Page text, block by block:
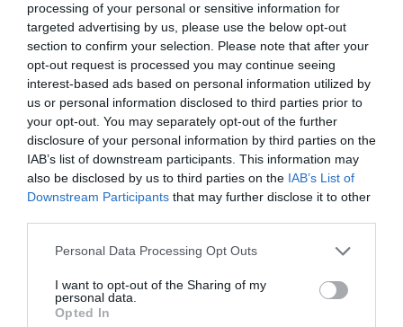
processing of your personal or sensitive information for
targeted advertising by us, please use the below opt-out
section to confirm your selection. Please note that after your
opt-out request is processed you may continue seeing
interest-based ads based on personal information utilized by
us or personal information disclosed to third parties prior to
your opt-out. You may separately opt-out of the further
disclosure of your personal information by third parties on the
IAB’s list of downstream participants. This information may
also be disclosed by us to third parties on the IAB’s List of
Downstream Participants that may further disclose it to other
Please note that this website/app uses one or more Google
not limited to your visit or usage behaviour. You may click to
grant or deny consent to Google and its third-party tags to
use your data for below specified purposes in below Google
Personal Data Processing Opt Outs
I want to opt-out of the Sharing of my
personal data.
Opted In
Olvasd el ezt is!
Ennyivel több lakáshitelt tudnak felvenni januártól
az szja-mentessé vált anyák
Ez változott a lakáshitel-felvételnél 2026-ban
Erre költik a fiatalok a munkáshitelt
bank hitel pénzügyek Otthon Start kamat